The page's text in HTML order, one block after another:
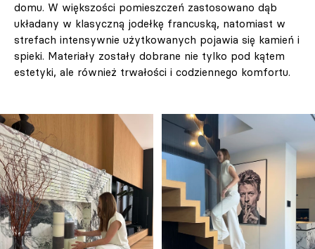
domu. W większości pomieszczeń zastosowano dąb
układany w klasyczną jodełkę francuską, natomiast w
strefach intensywnie użytkowanych pojawia się kamień i
spieki. Materiały zostały dobrane nie tylko pod kątem
estetyki, ale również trwałości i codziennego komfortu.